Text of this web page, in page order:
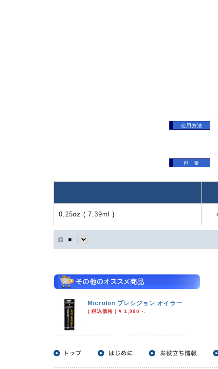
使用方法
容 量
0.25oz ( 7.39ml )
■
Microlon プレシジョン オイラー
( 税込価格 ) ¥ 1,980 -.